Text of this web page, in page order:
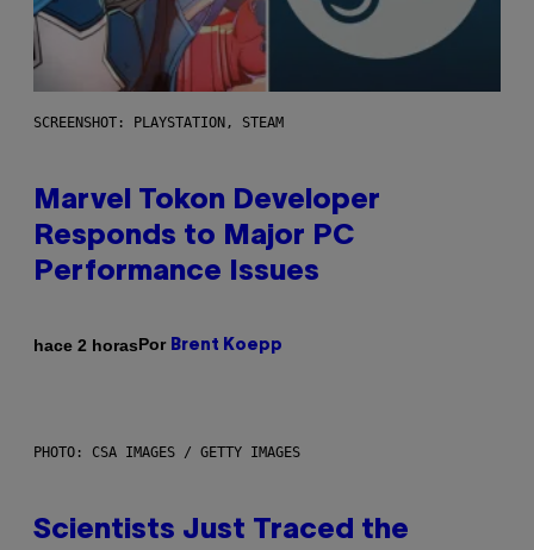
SCREENSHOT: PLAYSTATION, STEAM
Marvel Tokon Developer
Responds to Major PC
Performance Issues
hace 2 horasPor Brent Koepp
PHOTO: CSA IMAGES / GETTY IMAGES
Scientists Just Traced the